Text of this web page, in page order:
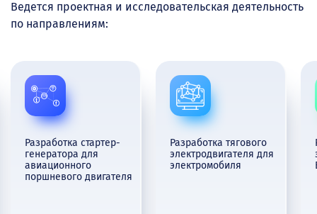
Ведется проектная и исследовательская деятельность
по направлениям:
Разработка стартер-
генератора для
авиационного
поршневого двигателя
Разработка тягового
электродвигателя для
электромобиля